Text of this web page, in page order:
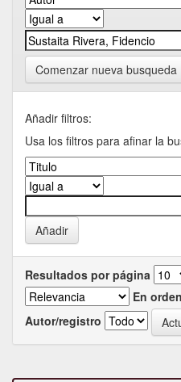
Comenzar nueva busqueda
Añadir filtros:
Usa los filtros para afinar la
Resultados por página
En orden
Autor/registro